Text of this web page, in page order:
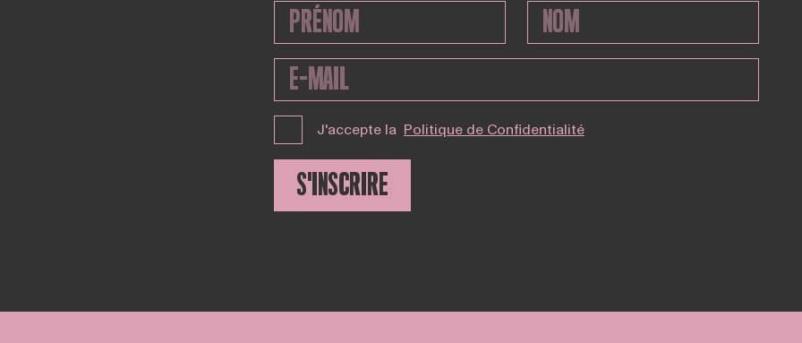
J'accepte la Politique de Confidentialité
S'INSCRIRE